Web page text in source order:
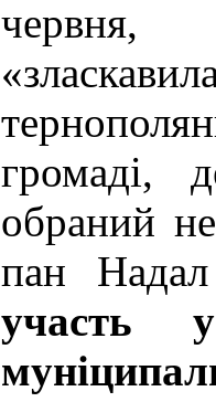
червня,
громаді,
обраний
пан
участь